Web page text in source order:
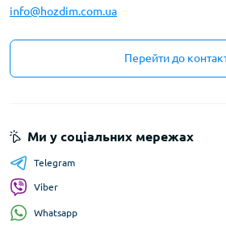
info@hozdim.com.ua
Перейти до
Ми у соціальних мережах
Telegram
Viber
Whatsapp